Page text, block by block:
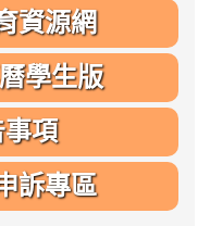
資源網
學生版
項
訴專區